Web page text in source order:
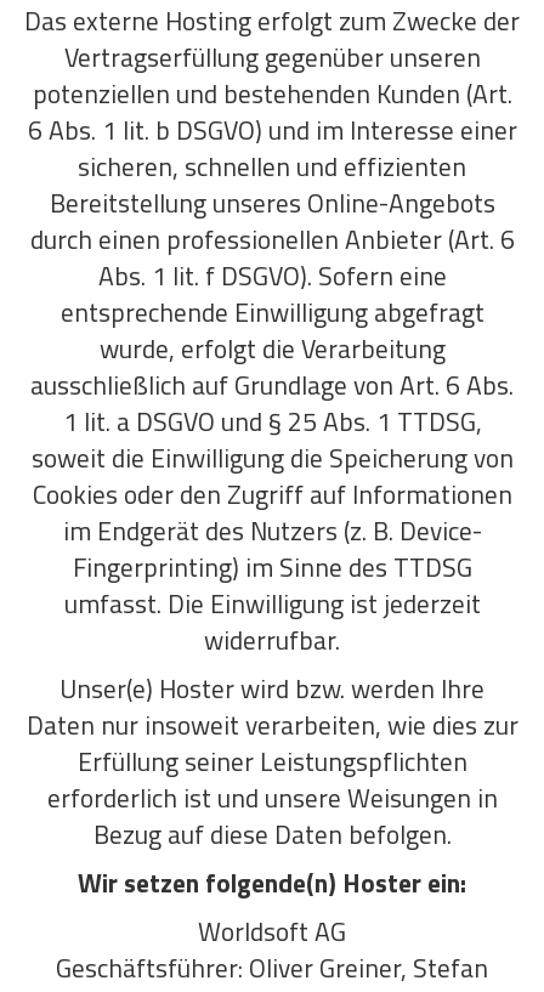
Das externe Hosting erfolgt zum Zwecke der
Vertragserfüllung gegenüber unseren
potenziellen und bestehenden Kunden (Art.
6 Abs. 1 lit. b DSGVO) und im Interesse einer
sicheren, schnellen und effizienten
Bereitstellung unseres Online-Angebots
durch einen professionellen Anbieter (Art. 6
Abs. 1 lit. f DSGVO). Sofern eine
entsprechende Einwilligung abgefragt
wurde, erfolgt die Verarbeitung
ausschließlich auf Grundlage von Art. 6 Abs.
1 lit. a DSGVO und § 25 Abs. 1 TTDSG,
soweit die Einwilligung die Speicherung von
Cookies oder den Zugriff auf Informationen
im Endgerät des Nutzers (z. B. Device-
Fingerprinting) im Sinne des TTDSG
umfasst. Die Einwilligung ist jederzeit
widerrufbar.
Unser(e) Hoster wird bzw. werden Ihre
Daten nur insoweit verarbeiten, wie dies zur
Erfüllung seiner Leistungspflichten
erforderlich ist und unsere Weisungen in
Bezug auf diese Daten befolgen.
Wir setzen folgende(n) Hoster ein:
Worldsoft AG
Geschäftsführer: Oliver Greiner, Stefan